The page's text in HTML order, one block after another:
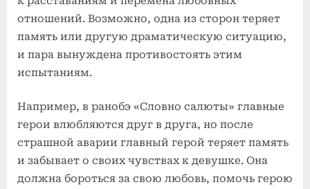
отношений. Возможно, одна из сторон теряет
память или другую драматическую ситуацию,
и пара вынуждена противостоять этим
испытаниям.
Например, в ранобэ «Словно салюты» главные
герои влюбляются друг в друга, но после
страшной аварии главный герой теряет память
и забывает о своих чувствах к девушке. Она
должна бороться за свою любовь, помочь герою